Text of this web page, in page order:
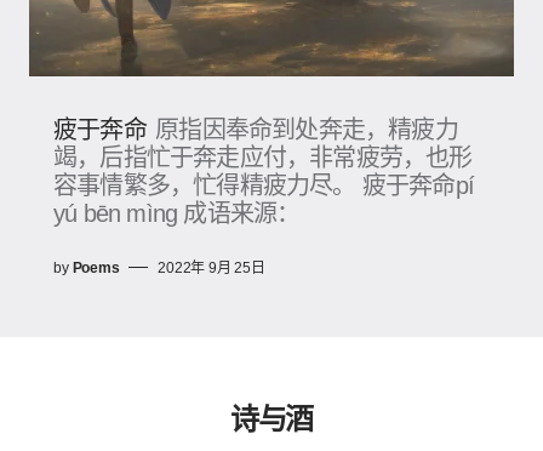
疲于奔命 原指因奉命到处奔走，精疲力
竭，后指忙于奔走应付，非常疲劳，也形
容事情繁多，忙得精疲力尽。 疲于奔命pí
yú bēn mìng 成语来源：
by Poems 2022年 9月 25日
诗与酒